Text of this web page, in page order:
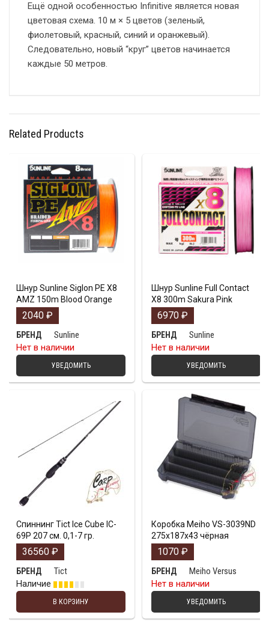
Ещё одной особенностью Infinitive является новая
цветовая схема. 10 м × 5 цветов (зеленый,
фиолетовый, красный, синий и оранжевый).
Следовательно, новый “круг” цветов начинается
каждые 50 метров.
Related Products
Шнур Sunline Siglon PE X8
AMZ 150m Blood Orange
2040 ₽
БРЕНД
Sunline
Нет в наличии
УВЕДОМИТЬ
Шнур Sunline Full Contact
X8 300m Sakura Pink
6970 ₽
БРЕНД
Sunline
Нет в наличии
УВЕДОМИТЬ
Спиннинг Tict Ice Cube IC-
69P 207 см. 0,1-7 гр.
36560 ₽
БРЕНД
Tict
Наличие
В КОРЗИНУ
Коробка Meiho VS-3039ND
275х187х43 чёрная
1070 ₽
БРЕНД
Meiho Versus
Нет в наличии
УВЕДОМИТЬ